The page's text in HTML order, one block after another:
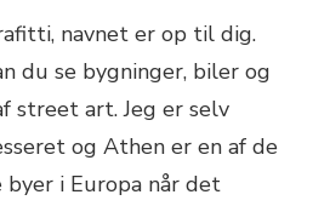
navnet er op til dig.
du se bygninger, biler og
street art. Jeg er selv
og Athen er en af de
i Europa når det